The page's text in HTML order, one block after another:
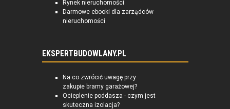
Rynek nieruchomości
Darmowe ebooki dla zarządców
nieruchomości
EKSPERTBUDOWLANY.PL
Na co zwrócić uwagę przy
zakupie bramy garażowej?
Ocieplenie poddasza - czym jest
skuteczna izolacja?